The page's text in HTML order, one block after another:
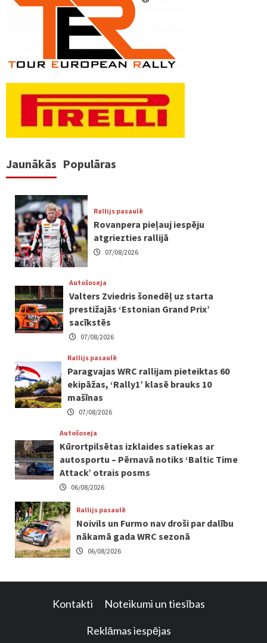
Jaunākās Populāras
Rallijs pasaulē
Rovanpera pieļauj iespēju
atgriezties rallijā
07/08/2026
Autošoseja
Valters Zviedris šonedēļ uz starta
prestižajās ‘Estonian Grand Prix’
sacīkstēs
07/08/2026
Rallijs pasaulē
Paragvajas WRC rallijam pieteiktas 60
ekipāžas, ‘Rally1’ klasē brauks 10
mašīnas
07/08/2026
Autošoseja
Kūrortpilsētas izklaides satiekas ar
autosportu – Pērnavā notiks ‘Baltic Time
Attack’ otrais posms
06/08/2026
Rallijs pasaulē
Noivils un Furmo nav droši par dalību
nākamā gada WRC sezonā
06/08/2026
Kontakti Noteikumi un tiesības
Reklāmas iespējas